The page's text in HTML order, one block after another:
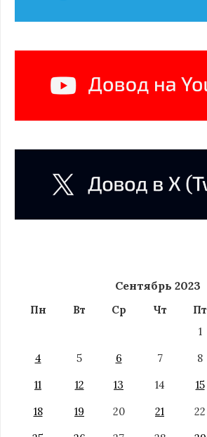
Сентябрь 2023
Пн Вт Ср Чт Пт
1
4
5 6 7 8
11
12 13 14 15
18
19 20 21 22